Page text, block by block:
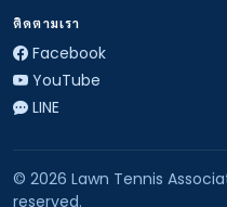
ติดตามเรา
Facebook
YouTube
LINE
© 2026 Lawn Tennis
reserved.